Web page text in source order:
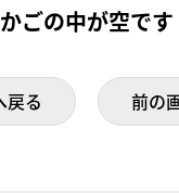
かごの中が空です